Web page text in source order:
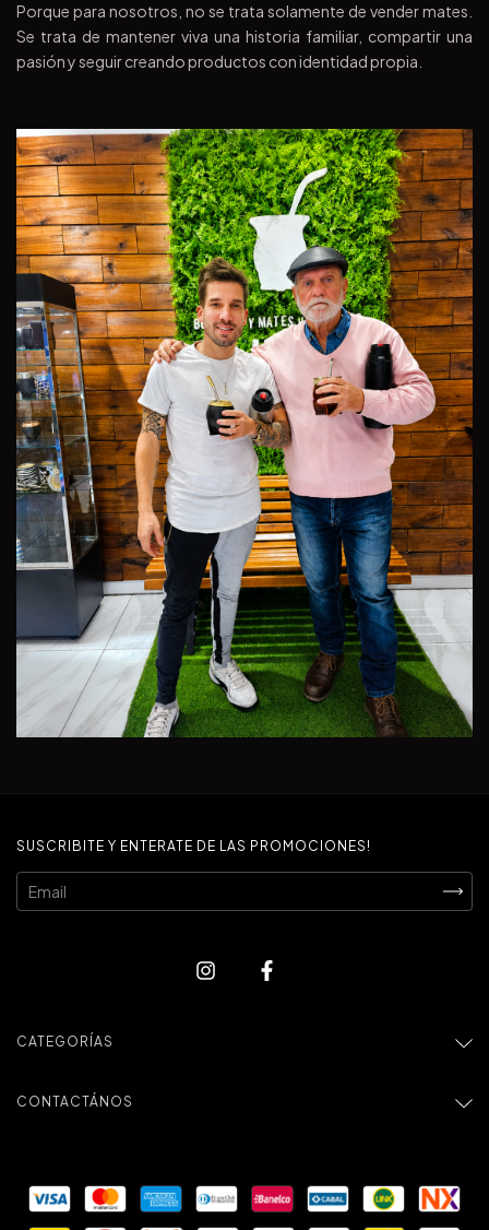
Porque para nosotros, no se trata solamente de vender mates.
Se trata de mantener viva una historia familiar, compartir una
pasión y seguir creando productos con identidad propia.
SUSCRIBITE Y ENTERATE DE LAS PROMOCIONES!
CATEGORÍAS
CONTACTÁNOS